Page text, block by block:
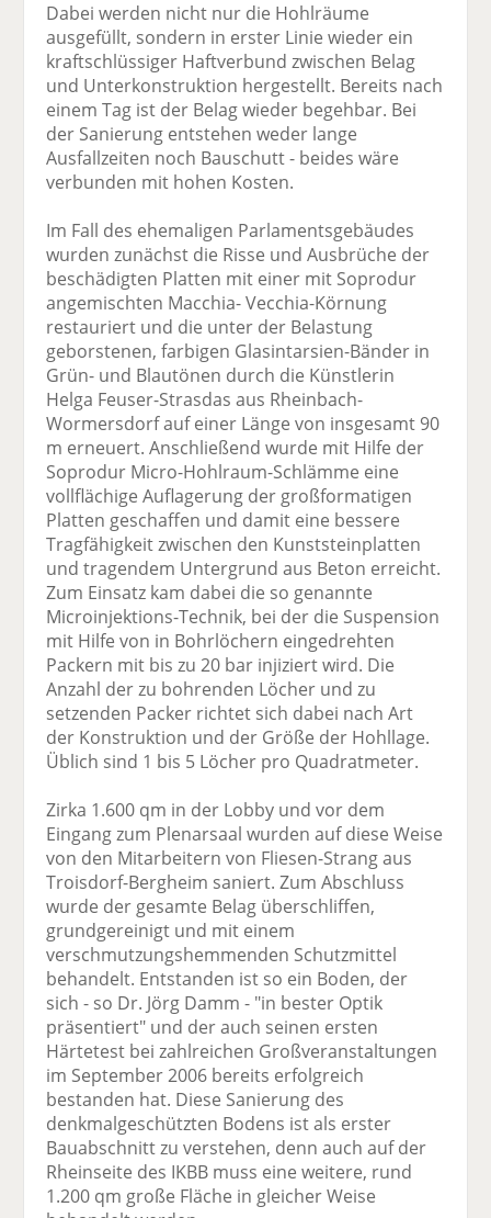
Dabei werden nicht nur die Hohlräume
ausgefüllt, sondern in erster Linie wieder ein
kraftschlüssiger Haftverbund zwischen Belag
und Unterkonstruktion hergestellt. Bereits nach
einem Tag ist der Belag wieder begehbar. Bei
der Sanierung entstehen weder lange
Ausfallzeiten noch Bauschutt - beides wäre
verbunden mit hohen Kosten.
Im Fall des ehemaligen Parlamentsgebäudes
wurden zunächst die Risse und Ausbrüche der
beschädigten Platten mit einer mit Soprodur
angemischten Macchia- Vecchia-Körnung
restauriert und die unter der Belastung
geborstenen, farbigen Glasintarsien-Bänder in
Grün- und Blautönen durch die Künstlerin
Helga Feuser-Strasdas aus Rheinbach-
Wormersdorf auf einer Länge von insgesamt 90
m erneuert. Anschließend wurde mit Hilfe der
Soprodur Micro-Hohlraum-Schlämme eine
vollflächige Auflagerung der großformatigen
Platten geschaffen und damit eine bessere
Tragfähigkeit zwischen den Kunststeinplatten
und tragendem Untergrund aus Beton erreicht.
Zum Einsatz kam dabei die so genannte
Microinjektions-Technik, bei der die Suspension
mit Hilfe von in Bohrlöchern eingedrehten
Packern mit bis zu 20 bar injiziert wird. Die
Anzahl der zu bohrenden Löcher und zu
setzenden Packer richtet sich dabei nach Art
der Konstruktion und der Größe der Hohllage.
Üblich sind 1 bis 5 Löcher pro Quadratmeter.
Zirka 1.600 qm in der Lobby und vor dem
Eingang zum Plenarsaal wurden auf diese Weise
von den Mitarbeitern von Fliesen-Strang aus
Troisdorf-Bergheim saniert. Zum Abschluss
wurde der gesamte Belag überschliffen,
grundgereinigt und mit einem
verschmutzungshemmenden Schutzmittel
behandelt. Entstanden ist so ein Boden, der
sich - so Dr. Jörg Damm - "in bester Optik
präsentiert" und der auch seinen ersten
Härtetest bei zahlreichen Großveranstaltungen
im September 2006 bereits erfolgreich
bestanden hat. Diese Sanierung des
denkmalgeschützten Bodens ist als erster
Bauabschnitt zu verstehen, denn auch auf der
Rheinseite des IKBB muss eine weitere, rund
1.200 qm große Fläche in gleicher Weise